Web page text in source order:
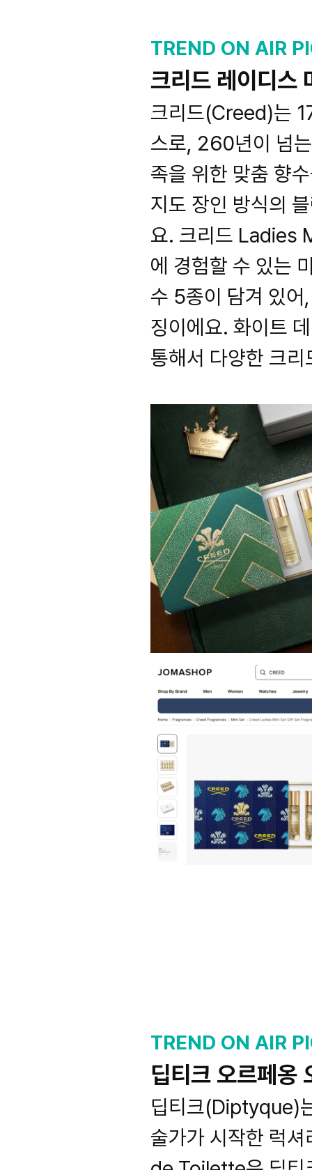
TREND ON AIR
크리드 레이디스
크리드(Creed)는
스로, 260년이 넘
족을 위한 맞춤 향
지도 장인 방식의
요. 크리드 Ladies
에 경험할 수 있는
수 5종이 담겨 있어
징이에요. 화이트
통해서 다양한 크
TREND ON AIR
딥티크 오르페옹
딥티크(Diptyque)
술가가 시작한 럭